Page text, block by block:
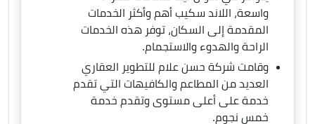
واسعة، اللاند سكيب أهم وأكثر الخدمات
المقدمة إلى السكان، توفر هذه الخدمات
الراحة والهدوء والاستجمام.
وقامت شركة حسن علام للتطوير العقاري
العديد من المطاعم والكافيهات التي تقدم
خدمة على أعلى مستوى وتقدم خدمة
خمس نجوم.